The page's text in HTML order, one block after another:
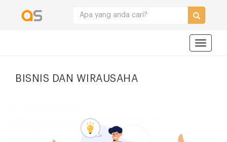
BISNIS DAN WIRAUSAHA